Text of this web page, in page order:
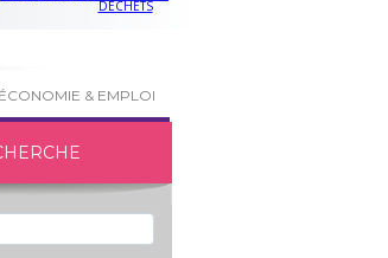
DÉCHETS
ÉCONOMIE & EMPLOI